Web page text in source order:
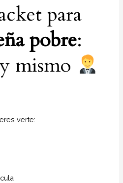
para
pobre:
mismo
verte: